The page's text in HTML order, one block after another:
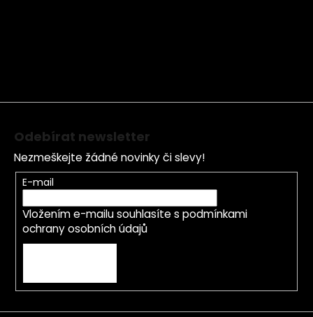
Odebírat newsletter
Nezmeškejte žádné novinky či slevy!
E-mail
Vložením e-mailu souhlasíte s podmínkami
ochrany osobních údajů